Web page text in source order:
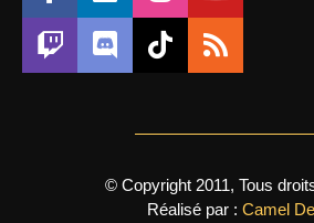
© Copyright 2011, Tous
Réalisé par : Camel